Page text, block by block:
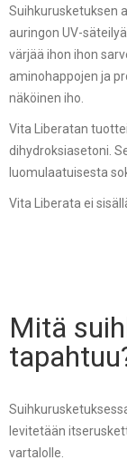
Suihkurusketuksen
auringon UV-
värjää ihon ihon
aminohappojen ja
näköinen iho.
Vita Liberatan
dihydroksiasetoni.
luomulaatuisesta
Vita Liberata ei
Mitä
levitetään
vartalolle.